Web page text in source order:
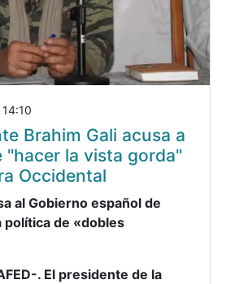
Brahim Gali acusa a
"hacer la vista gorda"
Occidental
al Gobierno español de
política de «dobles
. El presidente de la